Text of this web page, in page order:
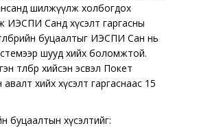
шилжүүлж холбогдох
ИЭСПИ Санд хүсэлт гаргасны
буцаалтыг ИЭСПИ Сан нь
шууд хийх боломжтой.
төлбөр хийсэн эсвэл Покет
хийх хүсэлт гаргаснаас 15
буцаалтын хүсэлтийг: